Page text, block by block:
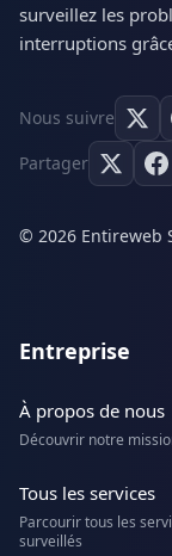
surveillez les
interruptions
Nous suivre
Partager
© 2026 Entireweb
Entreprise
À propos de nous
Découvrir notre
Tous les services
Parcourir tous les
surveillés